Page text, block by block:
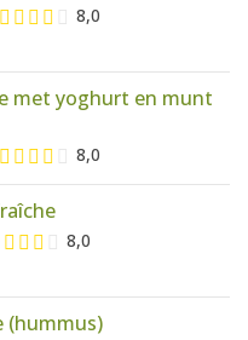
8,0
met yoghurt en munt
8,0
8,0
(hummus)